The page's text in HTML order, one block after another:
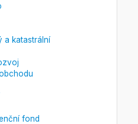
a katastrální
fond